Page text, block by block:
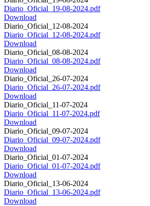
Diario_Oficial_19-08-2024.pdf
Download
Diario_Oficial_12-08-2024
Diario_Oficial_12-08-2024.pdf
Download
Diario_Oficial_08-08-2024
Diario_Oficial_08-08-2024.pdf
Download
Diario_Oficial_26-07-2024
Diario_Oficial_26-07-2024.pdf
Download
Diario_Oficial_11-07-2024
Diario_Oficial_11-07-2024.pdf
Download
Diario_Oficial_09-07-2024
Diario_Oficial_09-07-2024.pdf
Download
Diario_Oficial_01-07-2024
Diario_Oficial_01-07-2024.pdf
Download
Diario_Oficial_13-06-2024
Diario_Oficial_13-06-2024.pdf
Download